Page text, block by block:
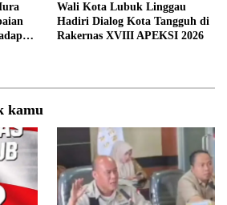
Wali Kota Lubuk Linggau
Hadiri Dialog Kota Tangguh di
Rakernas XVIII APEKSI 2026
kamu